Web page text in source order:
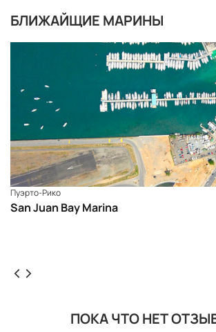
БЛИЖАЙЩИЕ МАРИНЫ
Пуэрто-Рико
San Juan Bay Marina
ПОКА ЧТО НЕТ